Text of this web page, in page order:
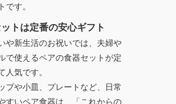
です。
トは定番の安心ギフト
や新生活のお祝いでは、夫婦や
で使えるペアの食器セットが定
人気です。
プや小皿、プレートなど、日常
すいペア食器は、「これからの